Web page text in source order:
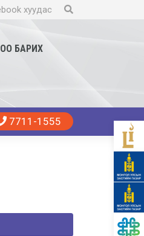
хуудас
БАРИХ
Танд эрүүл энхийг
7711-1555